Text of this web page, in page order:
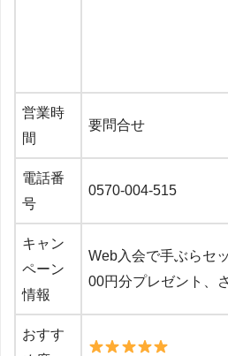
営業時
間
要問合せ
電話番
号
0570-004-515
キャン
ペーン
情報
Web入会で手ぶらセ
00円分プレゼント、
おすす